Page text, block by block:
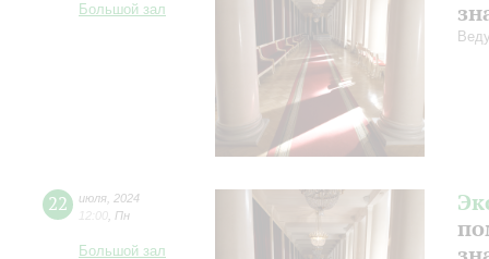
Большой зал
22 июля 2024
12:00 Пн
Большой зал